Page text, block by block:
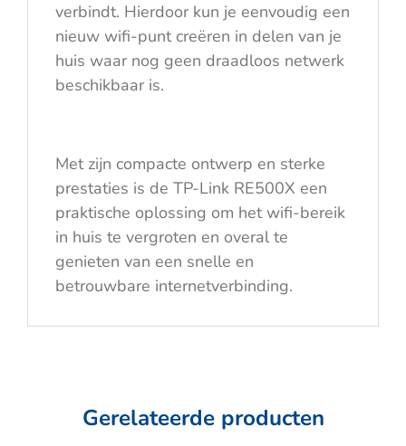
verbindt. Hierdoor kun je eenvoudig een
nieuw wifi-punt creëren in delen van je
huis waar nog geen draadloos netwerk
beschikbaar is.
Met zijn compacte ontwerp en sterke
prestaties is de TP-Link RE500X een
praktische oplossing om het wifi-bereik
in huis te vergroten en overal te
genieten van een snelle en
betrouwbare internetverbinding.
Gerelateerde producten